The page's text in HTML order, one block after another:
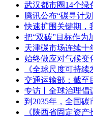
武汉都市圈14个绿
腾讯公布“碳寻计
快速扩围关键期，
把“双碳”目标作为
天津碳市场连续十
始终做应对气候
《全球尺度可持
交通运输部：截至
专访丨全球治理
到2035年，全国
《陕西省固定资